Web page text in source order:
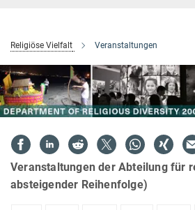
Religiöse Vielfalt Veranstaltungen
Veranstaltungen der Abteilung für
absteigender Reihenfolge)